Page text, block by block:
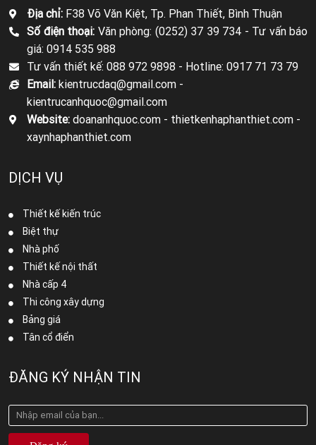
Địa chỉ: F38 Võ Văn Kiệt, Tp. Phan Thiết, Bình Thuận
Số điện thoại: Văn phòng: (0252) 37 39 734 - Tư vấn báo
giá: 0914 535 988
Tư vấn thiết kế: 088 972 9898 - Hotline: 0917 71 73 79
Email: kientrucdaq@gmail.com -
kientrucanhquoc@gmail.com
Website: doananhquoc.com - thietkenhaphanthiet.com -
xaynhaphanthiet.com
DỊCH VỤ
Thiết kế kiến trúc
Biệt thự
Nhà phố
Thiết kế nội thất
Nhà cấp 4
Thi công xây dựng
Bảng giá
Tân cổ điển
ĐĂNG KÝ NHẬN TIN